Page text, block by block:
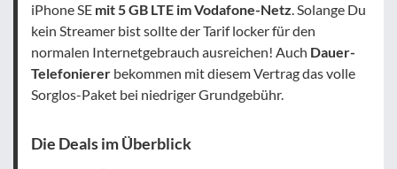
iPhone SE mit 5 GB LTE im Vodafone-Netz. Solange Du
kein Streamer bist sollte der Tarif locker für den
normalen Internetgebrauch ausreichen! Auch Dauer-
Telefonierer bekommen mit diesem Vertrag das volle
Sorglos-Paket bei niedriger Grundgebühr.
Die Deals im Überblick